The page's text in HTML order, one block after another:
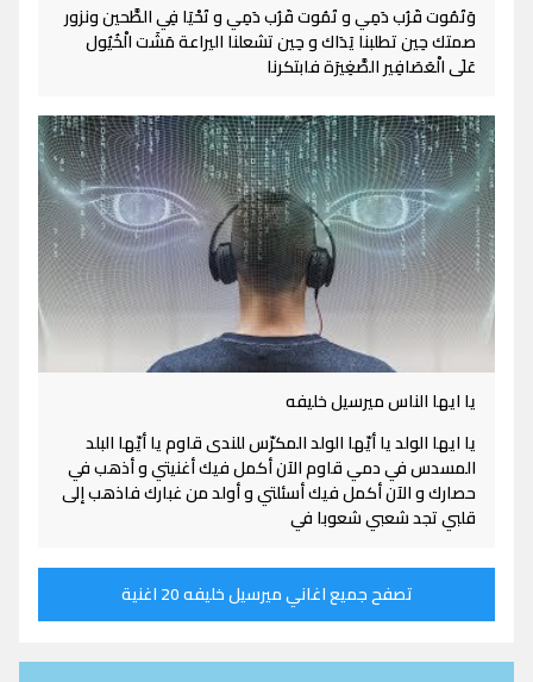
وَتَمُوت قَرُب دَمِي و تَمُوت قَرُب دَمِي و تَحْيَا فِي الطَّحين ونزور
صمتك حِين تطلبنا يَدَاك و حِين تشعلنا اليراعة مَشَت الْخُيُول
عَلَى الْعَصَافِير الصَّغِيرَة فابتكرنا
يا ايها الناس ميرسيل خليفه
يا ايها الولد يا أيّها الولد المكرّس للندى قاوم يا أيّها البلد
المسدس في دمي قاوم الآن أكمل فيك أغنيتي و أذهب في
حصارك و الآن أكمل فيك أسئلتي و أولد من غبارك فاذهب إلى
قلبي تجد شعبي شعوبا في
تصفح جميع اغاني ميرسيل خليفه 20 اغنية